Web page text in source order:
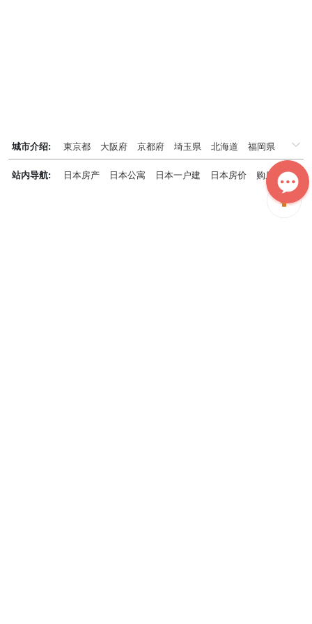
城市介绍: 東京都 大阪府 京都府 埼玉県 北海道
福岡県
千葉県
兵庫県
神奈川県
站内导航:
日本房产 日本公寓 日本一户建 日本房价
购房知识